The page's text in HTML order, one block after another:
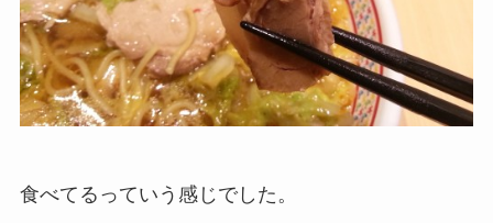
食べてるっていう感じでした。